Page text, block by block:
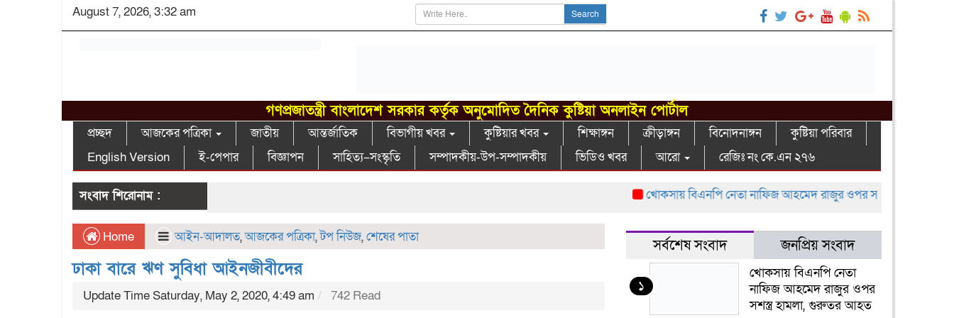
August 7, 2026, 3:32 am Search
গণপ্রজাতন্ত্রী বাংলাদেশ সরকার কর্তৃক অনুমোদিত দৈনিক কুষ্টিয়া অনলাইন পোর্টাল
প্রচ্ছদ আজকের পত্রিকা জাতীয় আন্তর্জাতিক বিভাগীয় খবর কুষ্টিয়ার খবর শিক্ষাঙ্গন ক্রীড়াঙ্গন বিনোদনাঙ্গন
কুষ্টিয়া পরিবার
English Version
ই-পেপার বিজ্ঞাপন সাহিত্য–সংস্কৃতি সম্পাদকীয়-উপ-সম্পাদকীয় ভিডিও খবর আরো রেজিঃ নং কে.এন ২৭৬
সংবাদ শিরোনাম : খোকসায় বিএনপি নেতা নাফিজ আহমেদ রাজুর ওপর সশস্ত্র হামলা, গুরুতর
Home আইন-আদালত,আজকের পত্রিকা,টপ নিউজ,শেষের পাতা
ঢাকা বারে ঋণ সুবিধা আইনজীবীদের
Update Time Saturday, May 2, 2020, 4:49 am 742 Read
সর্বশেষ সংবাদ জনপ্রিয় সংবাদ
১
খোকসায় বিএনপি নেতা
নাফিজ আহমেদ রাজুর ওপর
সশস্ত্র হামলা, গুরুতর আহত